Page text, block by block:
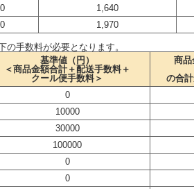
0 1,640
0 1,970
の手数料が必要となります。
基準値（円）
＜商品金額合計＋配送手数料＋
クール便手数料＞
商品
の合
0
10000
30000
100000
0
0